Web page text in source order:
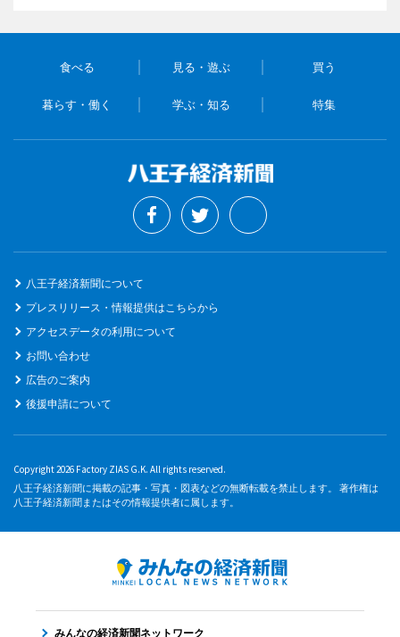
食べる 見る・遊ぶ 買う
暮らす・働く 学ぶ・知る 特集
八王子経済新聞について
プレスリリース・情報提供はこちらから
アクセスデータの利用について
お問い合わせ
広告のご案内
後援申請について
Copyright 2026 Factory ZIAS G.K. All rights reserved.
八王子経済新聞に掲載の記事・写真・図表などの無断転載を禁止します。 著作権は
八王子経済新聞またはその情報提供者に属します。
みんなの経済新聞ネットワーク